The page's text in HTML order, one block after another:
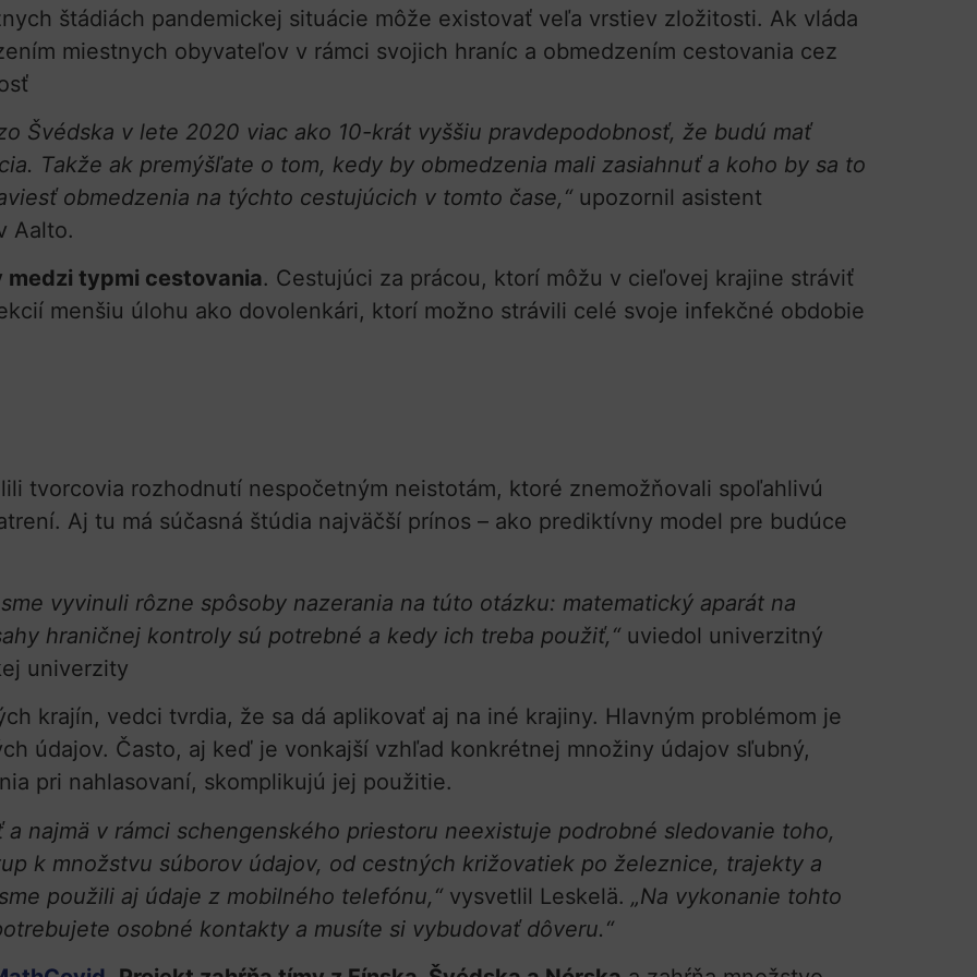
štádiách pandemickej situácie môže existovať veľa vrstiev zložitosti. Ak vláda
miestnych obyvateľov v rámci svojich hraníc a obmedzením cestovania cez
Švédska v lete 2020 viac ako 10-krát vyššiu pravdepodobnosť, že budú mať
Takže ak premýšľate o tom, kedy by obmedzenia mali zasiahnuť a koho by sa to
obmedzenia na týchto cestujúcich v tomto čase,“ upozornil asistent
Aalto.
medzi typmi cestovania. Cestujúci za prácou, ktorí môžu v cieľovej krajine stráviť
menšiu úlohu ako dovolenkári, ktorí možno strávili celé svoje infekčné obdobie
tvorcovia rozhodnutí nespočetným neistotám, ktoré znemožňovali spoľahlivú
Aj tu má súčasná štúdia najväčší prínos – ako prediktívny model pre budúce
vyvinuli rôzne spôsoby nazerania na túto otázku: matematický aparát na
hraničnej kontroly sú potrebné a kedy ich treba použiť,“ uviedol univerzitný
univerzity
krajín, vedci tvrdia, že sa dá aplikovať aj na iné krajiny. Hlavným problémom je
údajov. Často, aj keď je vonkajší vzhľad konkrétnej množiny údajov sľubný,
pri nahlasovaní, skomplikujú jej použitie.
najmä v rámci schengenského priestoru neexistuje podrobné sledovanie toho,
k množstvu súborov údajov, od cestných križovatiek po železnice, trajekty a
použili aj údaje z mobilného telefónu,“ vysvetlil Leskelä. „Na vykonanie tohto
osobné kontakty a musíte si vybudovať dôveru.“